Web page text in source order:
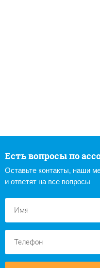
Есть вопросы по
Оставьте контакты, наши
и ответят на все вопросы